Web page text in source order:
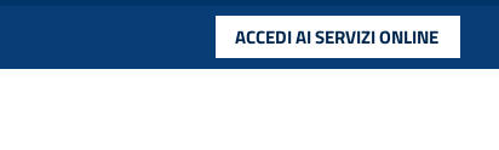
ACCEDI AI SERVIZI ONLINE